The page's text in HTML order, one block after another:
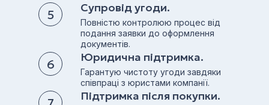
Супровід угоди.
Повністю контролюю процес від
подання заявки до оформлення
документів.
Юридична підтримка.
Гарантую чистоту угоди завдяки
співпраці з юристами компанії.
Підтримка після покупки.